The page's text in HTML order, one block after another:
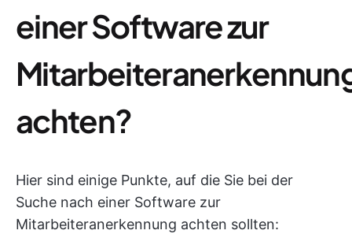
einer Software zur
achten?
Hier sind einige Punkte, auf die Sie bei der
Suche nach einer Software zur
Mitarbeiteranerkennung achten sollten: